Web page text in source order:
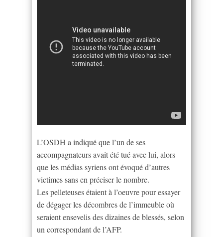
L’OSDH a indiqué que l’un de ses
accompagnateurs avait été tué avec lui, alors
que les médias syriens ont évoqué d’autres
victimes sans en préciser le nombre.
Les pelleteuses étaient à l’oeuvre pour essayer
de dégager les décombres de l’immeuble où
seraient ensevelis des dizaines de blessés, selon
un correspondant de l’AFP.